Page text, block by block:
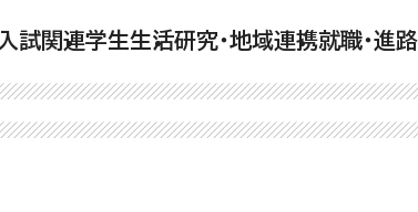
入試関連学生生活研究・地域連携就職・進路